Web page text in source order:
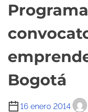
Bogotá
16 enero 2014
T